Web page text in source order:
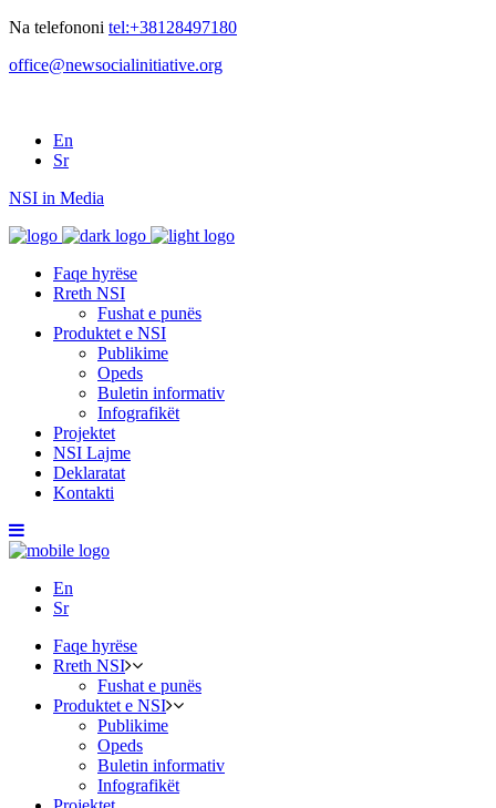
Na telefononi tel:+38128497180
office@newsocialinitiative.org
En
Sr
NSI in Media
Faqe hyrëse
Rreth NSI
Fushat e punës
Produktet e NSI
Publikime
Opeds
Buletin informativ
Infografikët
Projektet
NSI Lajme
Deklaratat
Kontakti
En
Sr
Faqe hyrëse
Rreth NSI
Fushat e punës
Produktet e NSI
Publikime
Opeds
Buletin informativ
Infografikët